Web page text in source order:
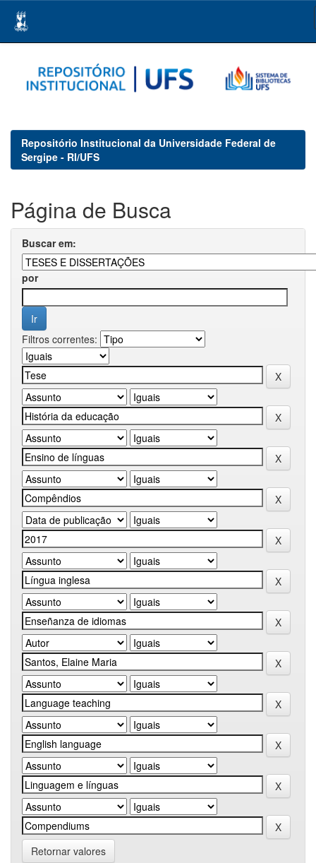
navigation
Repositório Institucional da Universidade Federal de
Sergipe - RI/UFS
Página de Busca
Buscar em:
por
Filtros correntes:
Retornar valores